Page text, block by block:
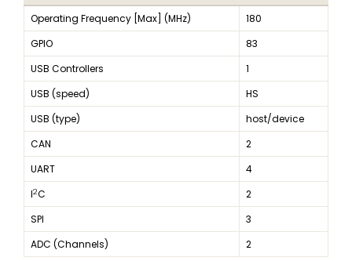
Operating Frequency [Max] (MHz)
180
GPIO
83
USB Controllers
1
USB (speed)
HS
USB (type)
host/device
CAN
2
UART
4
I2C
2
SPI
3
ADC (Channels)
2